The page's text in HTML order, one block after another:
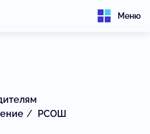
Меню
РСОШ